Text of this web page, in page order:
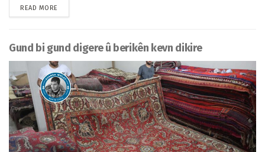
READ MORE
Gund bi gund digere û berikên kevn dikire